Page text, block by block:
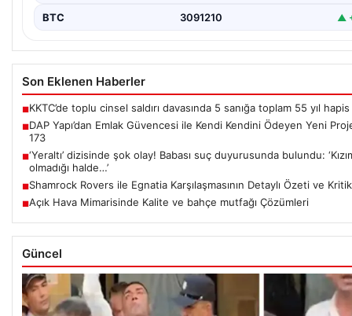
BTC 3091210 ▲
Son Eklenen Haberler
■KKTC’de toplu cinsel saldırı davasında 5 sanığa toplam 55 yıl hapis
■DAP Yapı’dan Emlak Güvencesi ile Kendi Kendini Ödeyen Yeni
173
■‘Yeraltı’ dizisinde şok olay! Babası suç duyurusunda bulundu:
olmadığı halde…’
■Shamrock Rovers ile Egnatia Karşılaşmasının Detaylı Özeti ve
■Açık Hava Mimarisinde Kalite ve bahçe mutfağı Çözümleri
Güncel